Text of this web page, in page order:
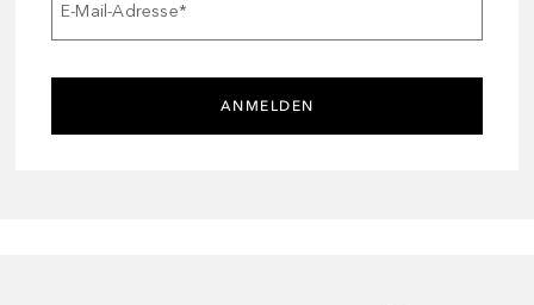
E-Mail-Adresse*
ANMELDEN